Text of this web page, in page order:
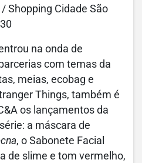
Shopping Cidade São
na onda de
com temas da
meias, ecobag e
Things, também é
os lançamentos da
a máscara de
, o Sabonete Facial
de slime e tom vermelho,